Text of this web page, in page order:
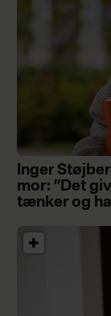
Inger
mor: ”Det
tænker og